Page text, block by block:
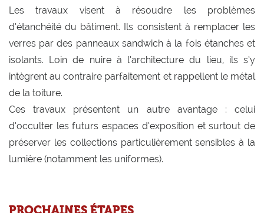
Les travaux visent à résoudre les problèmes
d’étanchéité du bâtiment. Ils consistent à remplacer les
verres par des panneaux sandwich à la fois étanches et
isolants. Loin de nuire à l’architecture du lieu, ils s’y
intègrent au contraire parfaitement et rappellent le métal
de la toiture.
Ces travaux présentent un autre avantage : celui
d’occulter les futurs espaces d’exposition et surtout de
préserver les collections particulièrement sensibles à la
lumière (notamment les uniformes).